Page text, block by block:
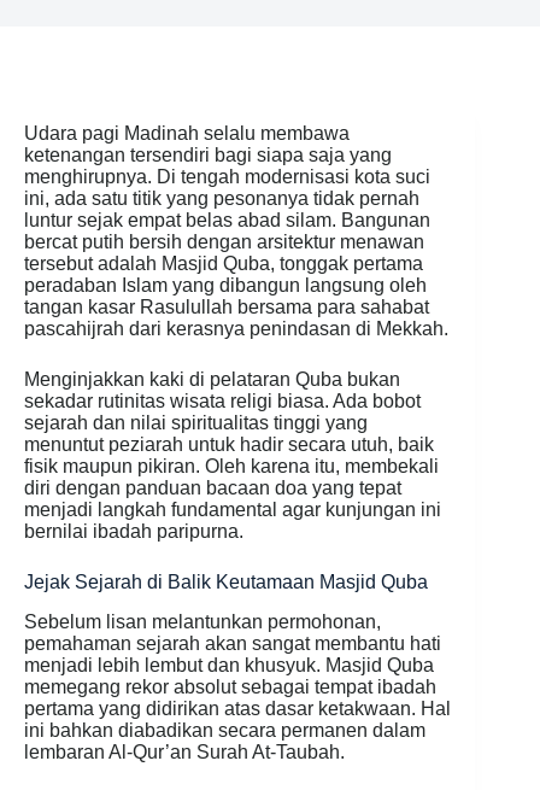
Udara pagi Madinah selalu membawa
ketenangan tersendiri bagi siapa saja yang
menghirupnya. Di tengah modernisasi kota suci
ini, ada satu titik yang pesonanya tidak pernah
luntur sejak empat belas abad silam. Bangunan
bercat putih bersih dengan arsitektur menawan
tersebut adalah Masjid Quba, tonggak pertama
peradaban Islam yang dibangun langsung oleh
tangan kasar Rasulullah bersama para sahabat
pascahijrah dari kerasnya penindasan di Mekkah.
Menginjakkan kaki di pelataran Quba bukan
sekadar rutinitas wisata religi biasa. Ada bobot
sejarah dan nilai spiritualitas tinggi yang
menuntut peziarah untuk hadir secara utuh, baik
fisik maupun pikiran. Oleh karena itu, membekali
diri dengan panduan bacaan doa yang tepat
menjadi langkah fundamental agar kunjungan ini
bernilai ibadah paripurna.
Jejak Sejarah di Balik Keutamaan Masjid Quba
Sebelum lisan melantunkan permohonan,
pemahaman sejarah akan sangat membantu hati
menjadi lebih lembut dan khusyuk. Masjid Quba
memegang rekor absolut sebagai tempat ibadah
pertama yang didirikan atas dasar ketakwaan. Hal
ini bahkan diabadikan secara permanen dalam
lembaran Al-Qur’an Surah At-Taubah.